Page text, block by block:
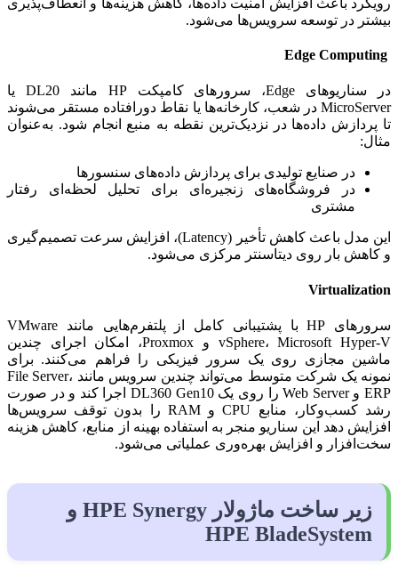
رویکرد باعث افزایش امنیت داده‌ها، کاهش هزینه‌ها و انعطاف‌پذیری
بیشتر در توسعه سرویس‌ها می‌شود.
در سناریوهای Edge، سرورهای کامپکت HP مانند DL20 یا
MicroServer در شعب، کارخانه‌ها یا نقاط دورافتاده مستقر می‌شوند
تا پردازش داده‌ها در نزدیک‌ترین نقطه به منبع انجام شود. به‌عنوان
مثال:
در صنایع تولیدی برای پردازش داده‌های سنسورها
در فروشگاه‌های زنجیره‌ای برای تحلیل لحظه‌ای رفتار
مشتری
این مدل باعث کاهش تأخیر (Latency)، افزایش سرعت تصمیم‌گیری
و کاهش بار روی دیتاسنتر مرکزی می‌شود.
Virtualization
سرورهای HP با پشتیبانی کامل از پلتفرم‌هایی مانند VMware
vSphere، Microsoft Hyper-V و Proxmox، امکان اجرای چندین
ماشین مجازی روی یک سرور فیزیکی را فراهم می‌کنند. برای
نمونه یک شرکت متوسط می‌تواند چندین سرویس مانند File Server،
ERP و Web Server را روی یک DL360 Gen10 اجرا کند و در صورت
رشد کسب‌وکار، منابع CPU و RAM را بدون توقف سرویس‌ها
افزایش دهد این سناریو منجر به استفاده بهینه از منابع، کاهش هزینه
سخت‌افزار و افزایش بهره‌وری عملیاتی می‌شود.
زیر ساخت ماژولار HPE Synergy و
HPE BladeSystem